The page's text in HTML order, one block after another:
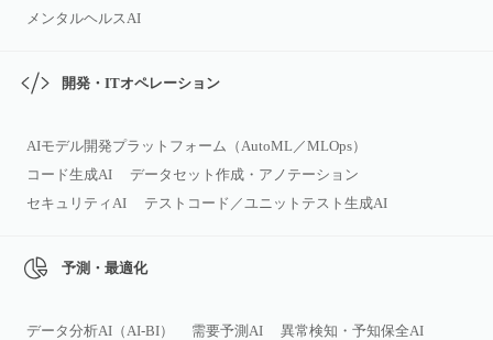
メンタルヘルスAI
開発・ITオペレーション
AIモデル開発プラットフォーム（AutoML／MLOps）
コード生成AI
データセット作成・アノテーション
セキュリティAI
テストコード／ユニットテスト生成AI
予測・最適化
データ分析AI（AI‑BI） 需要予測AI
異常検知・予知保全AI